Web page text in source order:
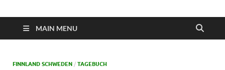
MAIN MENU
FINNLAND SCHWEDEN / TAGEBUCH